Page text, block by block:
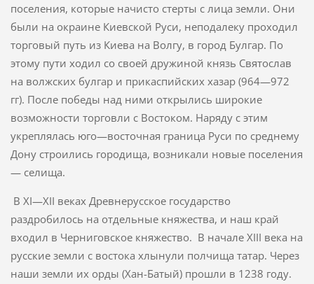
поселения, которые начисто стерты с лица земли. Они
были на окраине Киевской Руси, неподалеку прохо­дил
торговый путь из Киева на Волгу, в город Булгар. По
этому пути ходил со своей дружиной князь Святослав
на волжских булгар и прикаспийских хазар (964—972
гг). После победы над ними откры­лись широкие
возможности торговли с Востоком. Наряду с этим
укреплялась юго—восточная граница Руси по среднему
Дону строи­лись городища, возникали новые поселения
— селища.
В XI—XII веках Древнерусское государство
раздробилось на от­дельные княжества, и наш край
входил в Черниговское княжество. В начале ХIII века на
русские земли с востока хлынули полчища татар. Через
наши земли их орды (Хан-Батый) прошли в 1238 году.